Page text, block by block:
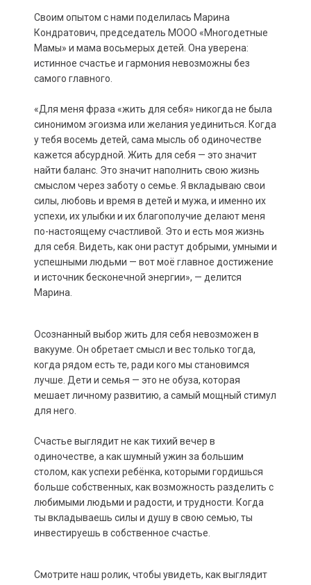
Своим опытом с нами поделилась Марина
Кондратович, председатель МООО «Многодетные
Мамы» и мама восьмерых детей. Она уверена:
истинное счастье и гармония невозможны без
самого главного.
«Для меня фраза «жить для себя» никогда не была
синонимом эгоизма или желания уединиться. Когда
у тебя восемь детей, сама мысль об одиночестве
кажется абсурдной. Жить для себя — это значит
найти баланс. Это значит наполнить свою жизнь
смыслом через заботу о семье. Я вкладываю свои
силы, любовь и время в детей и мужа, и именно их
успехи, их улыбки и их благополучие делают меня
по-настоящему счастливой. Это и есть моя жизнь
для себя. Видеть, как они растут добрыми, умными и
успешными людьми — вот моё главное достижение
и источник бесконечной энергии», — делится
Марина.
Осознанный выбор жить для себя невозможен в
вакууме. Он обретает смысл и вес только тогда,
когда рядом есть те, ради кого мы становимся
лучше. Дети и семья — это не обуза, которая
мешает личному развитию, а самый мощный стимул
для него.
Счастье выглядит не как тихий вечер в
одиночестве, а как шумный ужин за большим
столом, как успехи ребёнка, которыми гордишься
больше собственных, как возможность разделить с
любимыми людьми и радости, и трудности. Когда
ты вкладываешь силы и душу в свою семью, ты
инвестируешь в собственное счастье.
Смотрите наш ролик, чтобы увидеть, как выглядит